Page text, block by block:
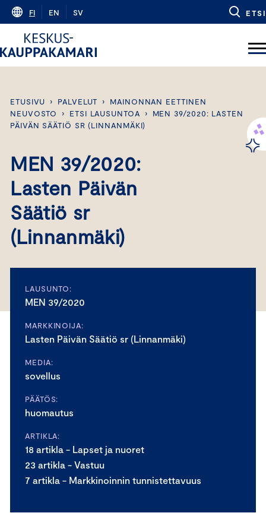
Skip
content
FI EN SV ETSI
ETUSIVU › PALVELUT ›
MAINONNAN EETTINEN
NEUVOSTO
› ETSI LAUSUNTOA ›
MEN 39/2020: LASTEN
PÄIVÄN SÄÄTIÖ SR (LINNANMÄKI)
MEN 39/2020:
Lasten Päivän
Säätiö sr
(Linnanmäki)
LAUSUNTO:
MEN 39/2020
MARKKINOIJA:
Lasten Päivän Säätiö sr (Linnanmäki)
MEDIA:
sovellus
PÄÄTÖS:
huomautus
ARTIKLA:
18 artikla - Lapset ja nuoret
23 artikla - Vastuu
7 artikla - Markkinoinnin tunnistettavuus